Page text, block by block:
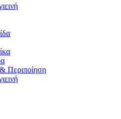
Περιποίηση